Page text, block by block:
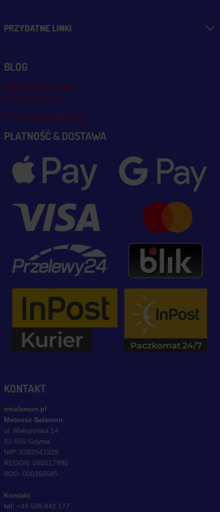
PRZYDATNE LINKI
BLOG
Blog, nowości, artykuły
Blog msalamon.pl →
Partnerzy MSALAMON.PL
PŁATNOŚĆ & DOSTAWA
KONTAKT
msalamon.pl
Mateusz Salamon
ul. Małopolska 14
81-555 Gdynia
NIP: 9282047329
REGON: 080517896
BDO: 000356585
Kontakt
tel: +48 508 848 177